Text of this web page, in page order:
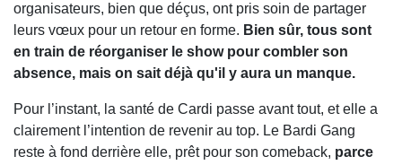
organisateurs, bien que déçus, ont pris soin de partager
leurs vœux pour un retour en forme. Bien sûr, tous sont
en train de réorganiser le show pour combler son
absence, mais on sait déjà qu'il y aura un manque.
Pour l’instant, la santé de Cardi passe avant tout, et elle a
clairement l’intention de revenir au top. Le Bardi Gang
reste à fond derrière elle, prêt pour son comeback, parce